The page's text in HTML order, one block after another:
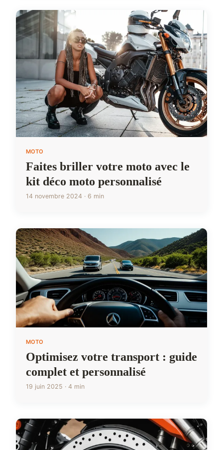
MOTO
Faites briller votre moto avec le
kit déco moto personnalisé
14 novembre 2024 · 6 min
MOTO
Optimisez votre transport : guide
complet et personnalisé
19 juin 2025 · 4 min